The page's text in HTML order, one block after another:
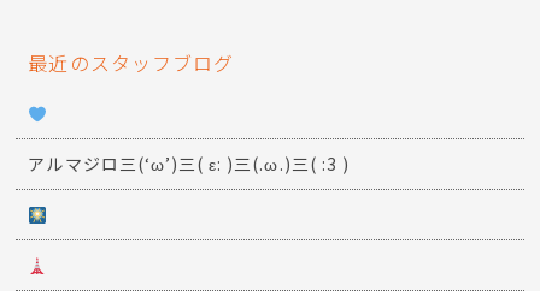
最近のスタッフブログ
アルマジロ三(‘ω’)三( ε: )三(.ω.)三( :3 )